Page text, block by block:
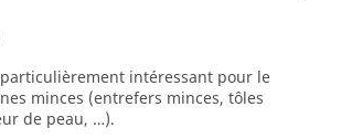
intéressant pour le
minces (entrefers minces, tôles
de peau, …).